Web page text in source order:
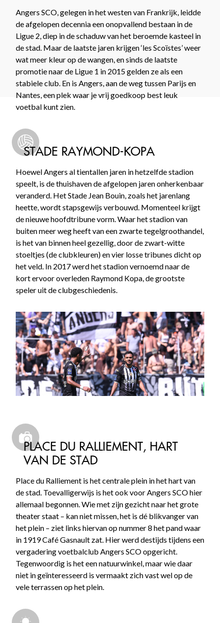
Angers SCO, gelegen in het westen van Frankrijk, leidde
de afgelopen decennia een onopvallend bestaan in de
Ligue 2, diep in de schaduw van het beroemde kasteel in
de stad. Maar de laatste jaren krijgen ‘les Scoïstes’ weer
wat meer kleur op de wangen, en sinds de laatste
promotie naar de Ligue 1 in 2015 gelden ze als een
stabiele club. En is Angers, aan de weg tussen Parijs en
Nantes, een plek waar je vrij goedkoop best leuk
voetbal kunt zien.
STADE RAYMOND-KOPA
Hoewel Angers al tientallen jaren in hetzelfde stadion
speelt, is de thuishaven de afgelopen jaren onherkenbaar
veranderd. Het Stade Jean Bouin, zoals het jarenlang
heette, wordt stapsgewijs verbouwd. Momenteel krijgt
de nieuwe hoofdtribune vorm. Waar het stadion van
buiten meer weg heeft van een zwarte tegelgroothandel,
is het van binnen heel gezellig, door de zwart-witte
stoeltjes (de clubkleuren) en vier losse tribunes dicht op
het veld. In 2017 werd het stadion vernoemd naar de
kort ervoor overleden Raymond Kopa, de grootste
speler uit de clubgeschiedenis.
PLACE DU RALLIEMENT, HART
VAN DE STAD
Place du Ralliement is het centrale plein in het hart van
de stad. Toevalligerwijs is het ook voor Angers SCO hier
allemaal begonnen. Wie met zijn gezicht naar het grote
theater staat – kan niet missen, het is dé blikvanger van
het plein – ziet links hiervan op nummer 8 het pand waar
in 1919 Café Gasnault zat. Hier werd destijds tijdens een
vergadering voetbalclub Angers SCO opgericht.
Tegenwoordig is het een natuurwinkel, maar wie daar
niet in geïnteresseerd is vermaakt zich vast wel op de
vele terrassen op het plein.